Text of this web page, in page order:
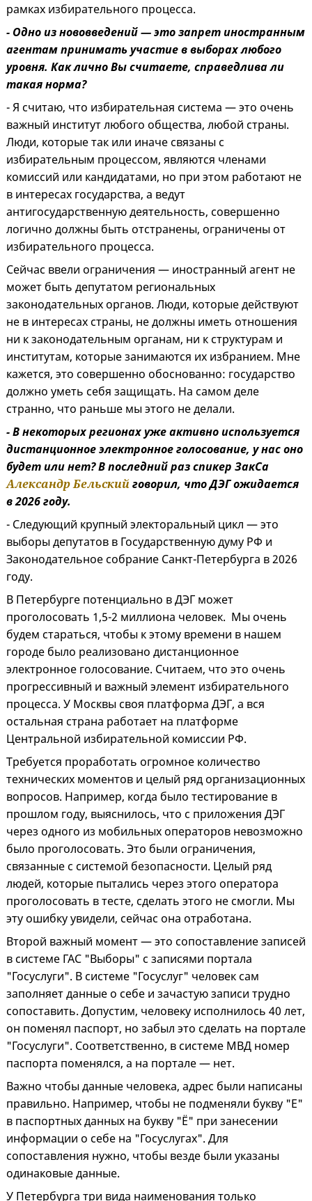
рамках избирательного процесса.
- Одно из нововведений — это запрет иностранным
агентам принимать участие в выборах любого
уровня. Как лично Вы считаете, справедлива ли
такая норма?
- Я считаю, что избирательная система — это очень
важный институт любого общества, любой страны.
Люди, которые так или иначе связаны с
избирательным процессом, являются членами
комиссий или кандидатами, но при этом работают не
в интересах государства, а ведут
антигосударственную деятельность, совершенно
логично должны быть отстранены, ограничены от
избирательного процесса.
Сейчас ввели ограничения — иностранный агент не
может быть депутатом региональных
законодательных органов. Люди, которые действуют
не в интересах страны, не должны иметь отношения
ни к законодательным органам, ни к структурам и
институтам, которые занимаются их избранием. Мне
кажется, это совершенно обоснованно: государство
должно уметь себя защищать. На самом деле
странно, что раньше мы этого не делали.
- В некоторых регионах уже активно используется
дистанционное электронное голосование, у нас оно
будет или нет? В последний раз спикер ЗакСа
Александр Бельскийговорил, что ДЭГ ожидается
в 2026 году.
- Следующий крупный электоральный цикл — это
выборы депутатов в Государственную думу РФ и
Законодательное собрание Санкт-Петербурга в 2026
году.
В Петербурге потенциально в ДЭГ может
проголосовать 1,5-2 миллиона человек. Мы очень
будем стараться, чтобы к этому времени в нашем
городе было реализовано дистанционное
электронное голосование. Считаем, что это очень
прогрессивный и важный элемент избирательного
процесса. У Москвы своя платформа ДЭГ, а вся
остальная страна работает на платформе
Центральной избирательной комиссии РФ.
Требуется проработать огромное количество
технических моментов и целый ряд организационных
вопросов. Например, когда было тестирование в
прошлом году, выяснилось, что с приложения ДЭГ
через одного из мобильных операторов невозможно
было проголосовать. Это были ограничения,
связанные с системой безопасности. Целый ряд
людей, которые пытались через этого оператора
проголосовать в тесте, сделать этого не смогли. Мы
эту ошибку увидели, сейчас она отработана.
Второй важный момент — это сопоставление записей
в системе ГАС "Выборы" с записями портала
"Госуслуги". В системе "Госуслуг" человек сам
заполняет данные о себе и зачастую записи трудно
сопоставить. Допустим, человеку исполнилось 40 лет,
он поменял паспорт, но забыл это сделать на портале
"Госуслуги". Соответственно, в системе МВД номер
паспорта поменялся, а на портале — нет.
Важно чтобы данные человека, адрес были написаны
правильно. Например, чтобы не подменяли букву "Е"
в паспортных данных на букву "Ё" при занесении
информации о себе на "Госуслугах". Для
сопоставления нужно, чтобы везде были указаны
одинаковые данные.
У Петербурга три вида наименования только